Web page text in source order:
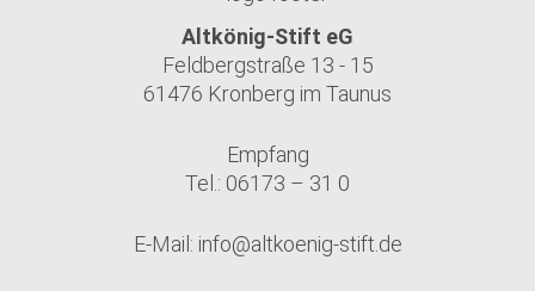
Altkönig-Stift eG
Feldbergstraße 13 - 15
61476 Kronberg im Taunus
Empfang
Tel.: 06173 – 31 0
E-Mail: info@altkoenig-stift.de